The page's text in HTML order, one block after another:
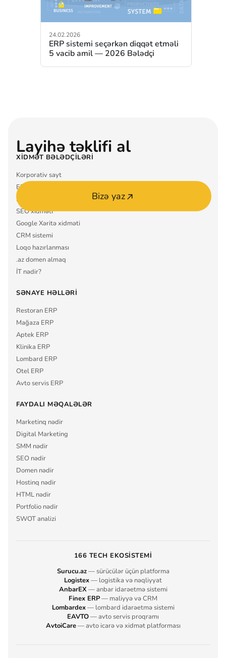
24.02.2026
ERP sistemi seçərkən diqqət etməli
5 vacib amil — 2026 Bələdçi
XIDMƏT BƏLƏDÇILƏRI
Korporativ sayt
ERP sistemi
Mobil tətbiq MVP
SEO xidməti
Google Xəritə xidməti
CRM sistemi
Loqo hazırlanması
.az domen almaq
İT nədir?
SƏNAYE HƏLLƏRI
Restoran ERP
Mağaza ERP
Aptek ERP
Klinika ERP
Lombard ERP
Otel ERP
Avto servis ERP
FAYDALI MƏQALƏLƏR
Marketinq nədir
Digital Marketing
SMM nədir
SEO nədir
Domen nədir
Hostinq nədir
HTML nədir
Portfolio nədir
SWOT analizi
166 TECH EKOSISTEMI
Surucu.az— sürücülər üçün platforma
Logistex— logistika və nəqliyyat
AnbarEX — anbar idarəetmə sistemi
Finex ERP— maliyyə və CRM
Lombardex— lombard idarəetmə sistemi
EAVTO— avto servis proqramı
AvtoiCare— avto icarə və xidmət platforması
Layihə təklifi al
Bizə yaz